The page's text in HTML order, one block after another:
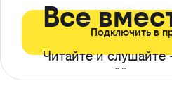
Все
Читайте и слушайте
ограничений*
Подключить в